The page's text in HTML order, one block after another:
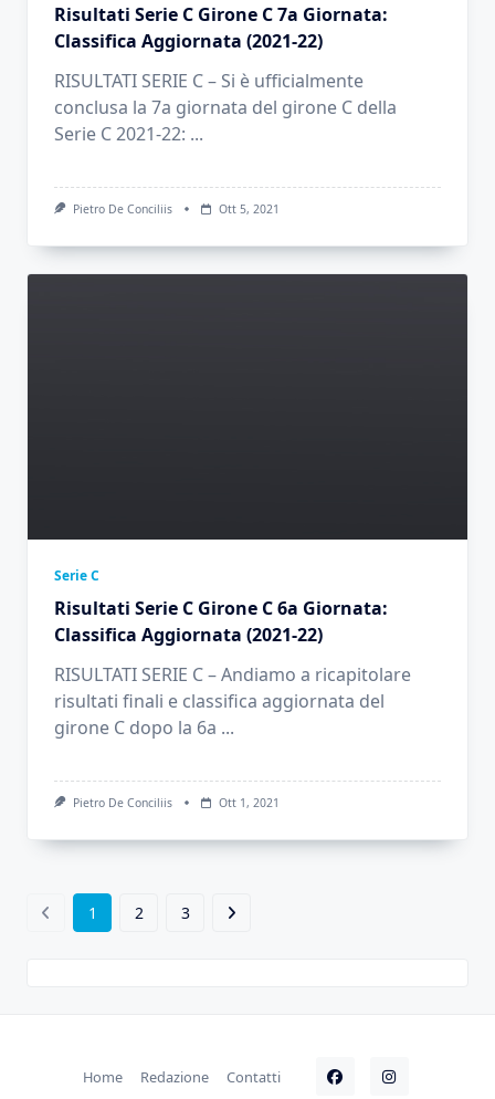
Risultati Serie C Girone C 7a Giornata:
Classifica Aggiornata (2021-22)
RISULTATI SERIE C – Si è ufficialmente
conclusa la 7a giornata del girone C della
Serie C 2021-22: ...
Pietro De Conciliis Ott 5, 2021
Serie C
Risultati Serie C Girone C 6a Giornata:
Classifica Aggiornata (2021-22)
RISULTATI SERIE C – Andiamo a ricapitolare
risultati finali e classifica aggiornata del
girone C dopo la 6a ...
Pietro De Conciliis Ott 1, 2021
1 2 3
Home Redazione Contatti